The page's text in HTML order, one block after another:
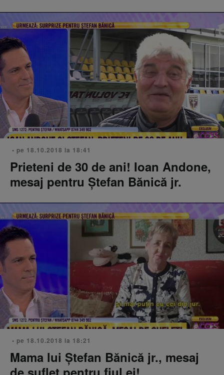
• pe 18.10.2018 la 18:41
Prieteni de 30 de ani! Ioan Andone,
mesaj pentru Ştefan Bănică jr.
• pe 18.10.2018 la 18:21
Mama lui Ştefan Bănică jr., mesaj